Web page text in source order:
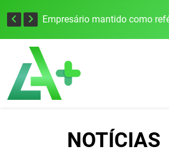
Empresário mantido como
NOTÍCIAS